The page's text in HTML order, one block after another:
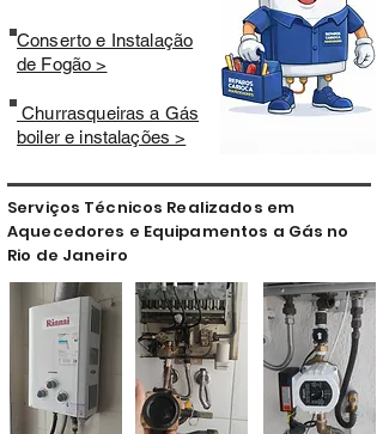
Conserto e Instalação
de Fogão >
Churrasqueiras a Gás
boiler e instalações >
Serviços Técnicos Realizados em
Aquecedores e Equipamentos a Gás no
Rio de Janeiro